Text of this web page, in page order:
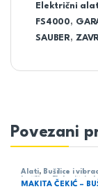
Električni
FS4000,
SAUBER,
Povezani
Alati, Bušilice i
Električni
MAKITA ČEKIĆ –